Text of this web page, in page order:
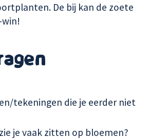
De bij kan de zoete
win!
tekeningen die je eerder niet
je vaak zitten op bloemen?